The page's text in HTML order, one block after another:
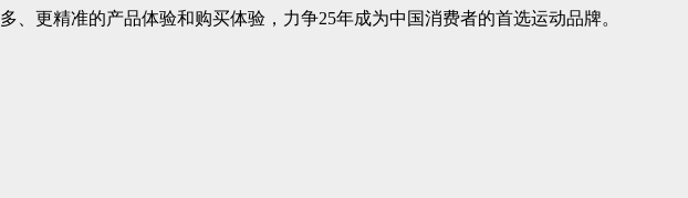
、更精准的产品体验和购买体验，力争25年成为中国消费者的首选运动品牌。